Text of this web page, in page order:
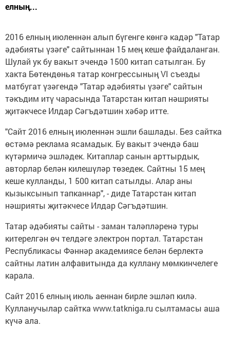
елның...
2016 елның июленнән алып бүгенге көнгә кадәр "Татар
әдәбияты үзәге" сайтыннан 15 мең кеше файдаланган.
Шулай ук бу вакыт эчендә 1500 китап сатылган. Бу
хакта Бөтендөнья татар конгрессының VI съезды
матбугат үзәгендә "Татар әдәбияты үзәге" сайтын
тәкъдим итү чарасында Татарстан китап нәшрияты
җитәкчесе Илдар Сәгъдәтшин хәбәр итте.
"Сайт 2016 елның июленнән эшли башлады. Без сайтка
өстәмә реклама ясамадык. Бу вакыт эчендә баш
күтәрмичә эшләдек. Китаплар санын арттырдык,
авторлар белән килешүләр төзедек. Сайтны 15 мең
кеше кулланды, 1 500 китап сатылды. Алар аны
кызыксынып тапканнар", - диде Татарстан китап
нәшрияты җитәкчесе Илдар Сәгъдәтшин.
Татар әдәбияты сайты - заман таләпләренә туры
китерелгән өч телдәге электрон портал. Татарстан
Республикасы Фәннәр академиясе белән берлектә
сайтны латин алфавитында да куллану мөмкинчелеге
карала.
Сайт 2016 елның июль аеннан бирле эшләп килә.
Кулланучылар сайтка www.tatkniga.ru сылтамасы аша
күчә ала.